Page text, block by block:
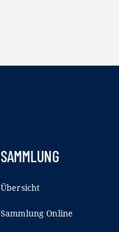
SAMMLUNG
Übersicht
Sammlung Online